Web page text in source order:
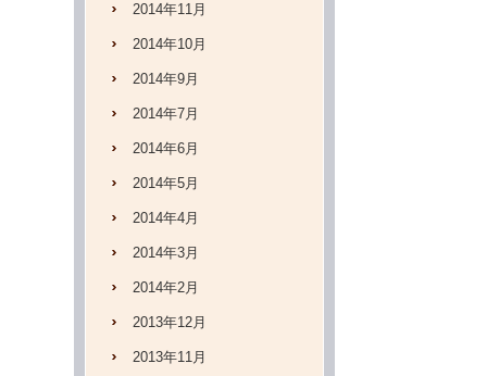
2014年11月
2014年10月
2014年9月
2014年7月
2014年6月
2014年5月
2014年4月
2014年3月
2014年2月
2013年12月
2013年11月